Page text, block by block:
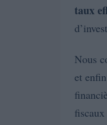
taux
Nous
et